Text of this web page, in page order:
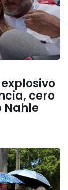
cero
Nahle